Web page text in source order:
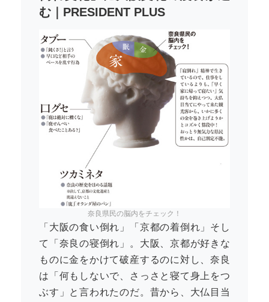
む｜PRESIDENT PLUS
奈良県民の脳内をチェック！
「大阪の食い倒れ」「京都の着倒れ」そし
て「奈良の寝倒れ」。大阪、京都が好きな
ものに金をかけて破産するのに対し、奈良
は「何もしないで、さっさと寝て身上をつ
ぶす」と言われたのだ。昔から、大仏目当